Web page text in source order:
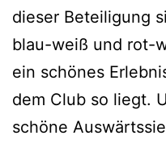
dieser Beteiligung
blau-weiß und rot-
ein schönes
dem Club so liegt.
schöne